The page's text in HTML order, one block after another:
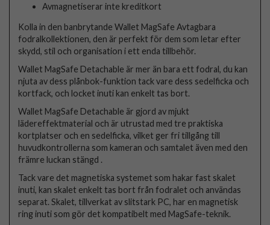
Avmagnetiserar inte kreditkort
Kolla in den banbrytande Wallet MagSafe Avtagbara
fodralkollektionen, den är perfekt för dem som letar efter
skydd, stil och organisation i ett enda tillbehör.
Wallet MagSafe Detachable är mer än bara ett fodral, du kan
njuta av dess plånbok-funktion tack vare dess sedelficka och
kortfack, och locket inuti kan enkelt tas bort.
Wallet MagSafe Detachable är gjord av mjukt
lädereffektmaterial och är utrustad med tre praktiska
kortplatser och en sedelficka, vilket ger fri tillgång till
huvudkontrollerna som kameran och samtalet även med den
främre luckan stängd .
Tack vare det magnetiska systemet som hakar fast skalet
inuti, kan skalet enkelt tas bort från fodralet och användas
separat. Skalet, tillverkat av slitstark PC, har en magnetisk
ring inuti som gör det kompatibelt med MagSafe-teknik.